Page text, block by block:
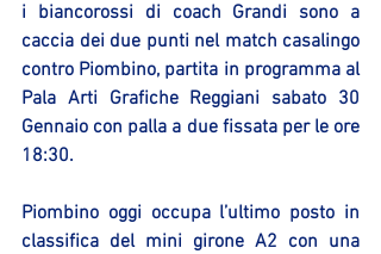
i biancorossi di coach Grandi sono a
caccia dei due punti nel match casalingo
contro Piombino, partita in programma al
Pala Arti Grafiche Reggiani sabato 30
Gennaio con palla a due fissata per le ore
18:30.
Piombino oggi occupa l’ultimo posto in
classifica del mini girone A2 con una